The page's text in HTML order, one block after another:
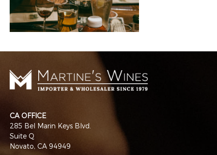
CA OFFICE
285 Bel Marin Keys Blvd.
Suite Q
Novato, CA 94949